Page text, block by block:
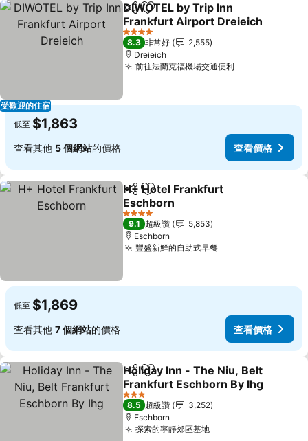
受歡迎的住宿
分享 加入我的最愛
DIWOTEL by Trip Inn
Frankfurt Airport Dreieich
4 星級
8.3 非常好
2,555
Dreieich
前往法蘭克福機場交通便利
低至 $1,863
查看其他 5 個網站的價格 查看價格
分享 加入我的最愛
H+ Hotel Frankfurt
Eschborn
4 星級
9.1 超級讚
5,853
Eschborn
豐盛新鮮的自助式早餐
低至 $1,869
查看其他 7 個網站的價格 查看價格
分享 加入我的最愛
Holiday Inn - The Niu, Belt
Frankfurt Eschborn By Ihg
3 星級
8.5 超級讚
3,252
Eschborn
探索的寧靜郊區基地